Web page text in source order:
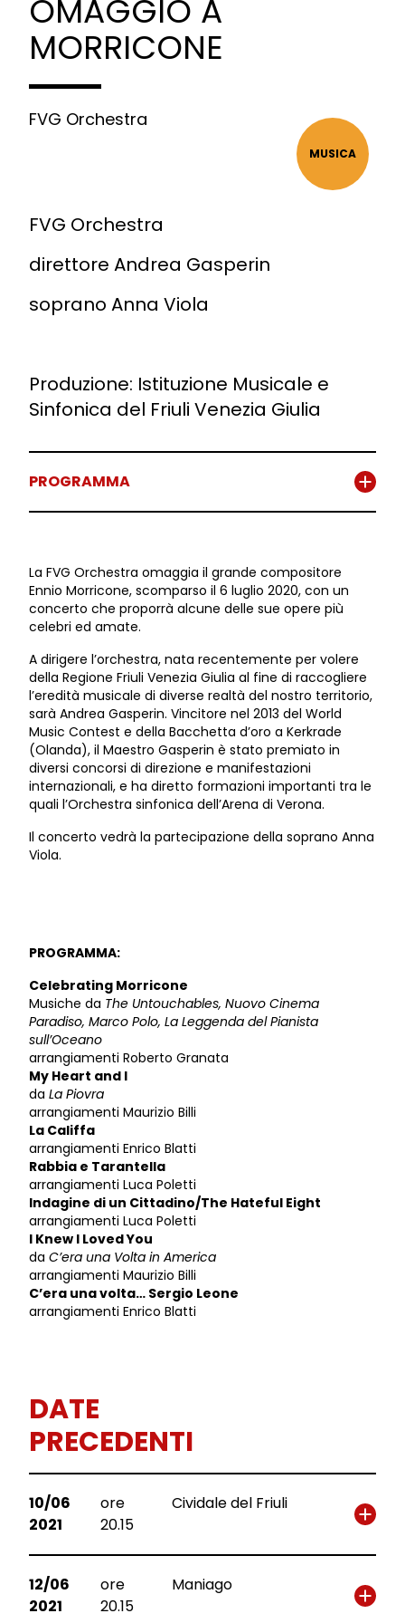
OMAGGIO A
MORRICONE
FVG Orchestra
MUSICA
FVG Orchestra
direttore Andrea Gasperin
soprano Anna Viola
Produzione: Istituzione Musicale e
Sinfonica del Friuli Venezia Giulia
PROGRAMMA
La FVG Orchestra omaggia il grande compositore
Ennio Morricone, scomparso il 6 luglio 2020, con un
concerto che proporrà alcune delle sue opere più
celebri ed amate.
A dirigere l’orchestra, nata recentemente per volere
della Regione Friuli Venezia Giulia al fine di raccogliere
l’eredità musicale di diverse realtà del nostro territorio,
sarà Andrea Gasperin. Vincitore nel 2013 del World
Music Contest e della Bacchetta d’oro a Kerkrade
(Olanda), il Maestro Gasperin è stato premiato in
diversi concorsi di direzione e manifestazioni
internazionali, e ha diretto formazioni importanti tra le
quali l’Orchestra sinfonica dell’Arena di Verona.
Il concerto vedrà la partecipazione della soprano Anna
Viola.
PROGRAMMA:
Celebrating Morricone
Musiche da The Untouchables, Nuovo Cinema
Paradiso, Marco Polo, La Leggenda del Pianista
sull’Oceano
arrangiamenti Roberto Granata
My Heart and I
da La Piovra
arrangiamenti Maurizio Billi
La Califfa
arrangiamenti Enrico Blatti
Rabbia e Tarantella
arrangiamenti Luca Poletti
Indagine di un Cittadino/The Hateful Eight
arrangiamenti Luca Poletti
I Knew I Loved You
da C’era una Volta in America
arrangiamenti Maurizio Billi
C’era una volta… Sergio Leone
arrangiamenti Enrico Blatti
DATE
PRECEDENTI
10/06
2021
ore
20.15
Cividale del Friuli
12/06
2021
ore
20.15
Maniago